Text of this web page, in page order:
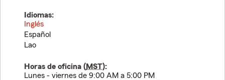
Idiomas:
Inglés
Español
Lao
Horas de oficina (MST):
Lunes - viernes de 9:00 AM a 5:00 PM